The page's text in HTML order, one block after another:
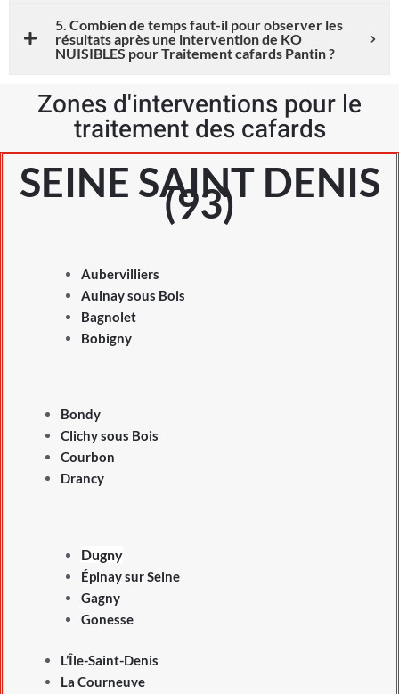
5. Combien de temps faut-il pour observer les
résultats après une intervention de KO
NUISIBLES pour Traitement cafards Pantin ?
Zones d'interventions pour le
traitement des cafards
SEINE SAINT DENIS
(93)
Aubervilliers
Aulnay sous Bois
Bagnolet
Bobigny
Bondy
Clichy sous Bois
Courbon
Drancy
Dugny
Épinay sur Seine
Gagny
Gonesse
L’Île-Saint-Denis
La Courneuve